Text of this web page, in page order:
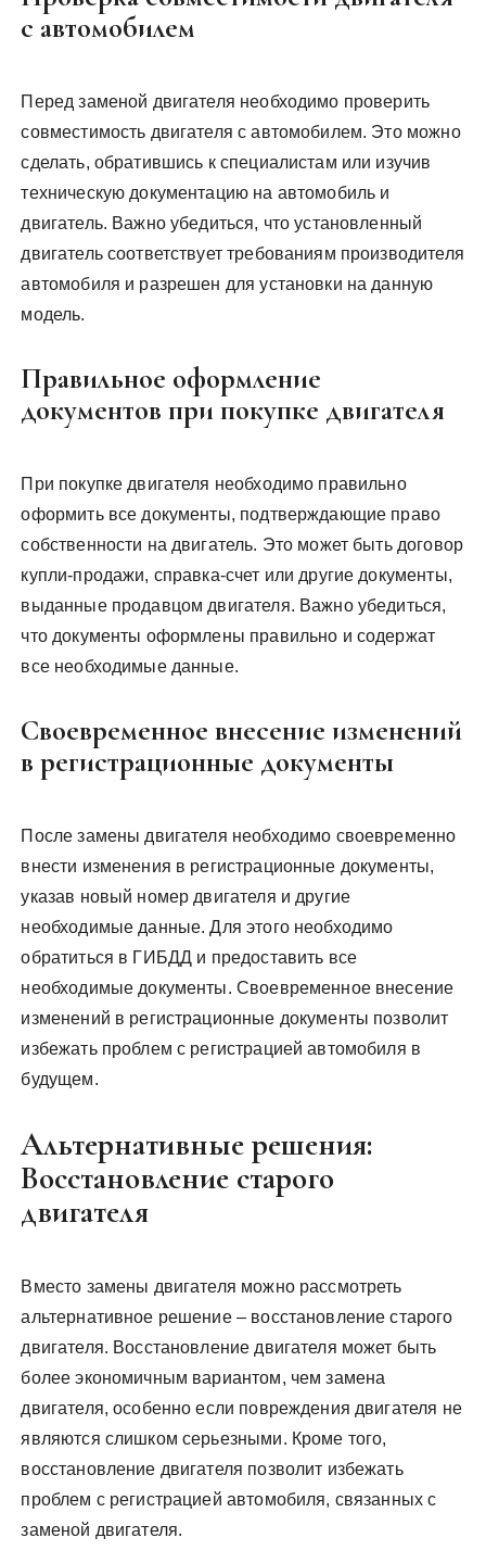
с автомобилем
Перед заменой двигателя необходимо проверить
совместимость двигателя с автомобилем. Это можно
сделать, обратившись к специалистам или изучив
техническую документацию на автомобиль и
двигатель. Важно убедиться, что установленный
двигатель соответствует требованиям производителя
автомобиля и разрешен для установки на данную
модель.
Правильное оформление
документов при покупке двигателя
При покупке двигателя необходимо правильно
оформить все документы, подтверждающие право
собственности на двигатель. Это может быть договор
купли-продажи, справка-счет или другие документы,
выданные продавцом двигателя. Важно убедиться,
что документы оформлены правильно и содержат
все необходимые данные.
Своевременное внесение изменений
в регистрационные документы
После замены двигателя необходимо своевременно
внести изменения в регистрационные документы,
указав новый номер двигателя и другие
необходимые данные. Для этого необходимо
обратиться в ГИБДД и предоставить все
необходимые документы. Своевременное внесение
изменений в регистрационные документы позволит
избежать проблем с регистрацией автомобиля в
будущем.
Альтернативные решения:
Восстановление старого
двигателя
Вместо замены двигателя можно рассмотреть
альтернативное решение – восстановление старого
двигателя. Восстановление двигателя может быть
более экономичным вариантом, чем замена
двигателя, особенно если повреждения двигателя не
являются слишком серьезными. Кроме того,
восстановление двигателя позволит избежать
проблем с регистрацией автомобиля, связанных с
заменой двигателя.